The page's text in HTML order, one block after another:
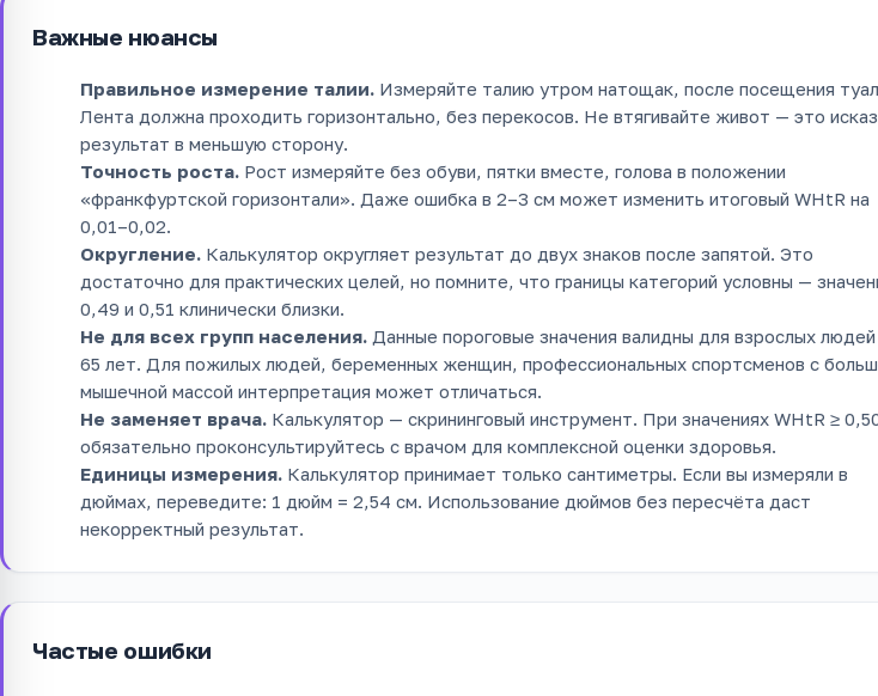
Важные нюансы
Правильное измерение талии. Измеряйте талию утром натощак, после посещения
Лента должна проходить горизонтально, без перекосов. Не втягивайте живот — это
результат в меньшую сторону.
Точность роста. Рост измеряйте без обуви, пятки вместе, голова в положении
«франкфуртской горизонтали». Даже ошибка в 2–3 см может изменить итоговый WHtR на
0,01–0,02.
Округление. Калькулятор округляет результат до двух знаков после запятой. Это
достаточно для практических целей, но помните, что границы категорий условны —
0,49 и 0,51 клинически близки.
Не для всех групп населения. Данные пороговые значения валидны для взрослых
65 лет. Для пожилых людей, беременных женщин, профессиональных спортсменов с
мышечной массой интерпретация может отличаться.
Не заменяет врача. Калькулятор — скрининговый инструмент. При значениях WHtR ≥
обязательно проконсультируйтесь с врачом для комплексной оценки здоровья.
Единицы измерения. Калькулятор принимает только сантиметры. Если вы измеряли в
дюймах, переведите: 1 дюйм = 2,54 см. Использование дюймов без пересчёта даст
некорректный результат.
Частые ошибки